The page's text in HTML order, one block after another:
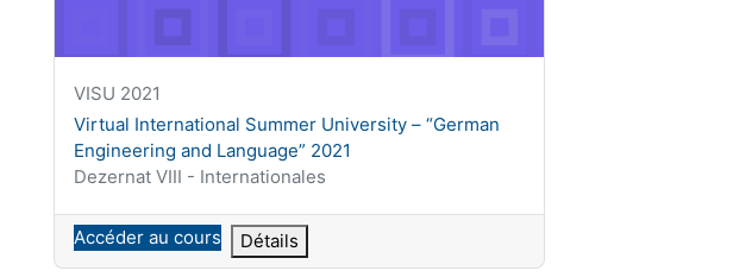
Nom abrégé du cours
VISU 2021
Nom du cours
Virtual International Summer University – “German
Engineering and Language” 2021
Catégorie de cours
Dezernat VIII - Internationales
Accéder au cours Détails